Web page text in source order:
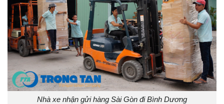
Nhà xe nhận gửi hàng Sài Gòn đi Bình Dương